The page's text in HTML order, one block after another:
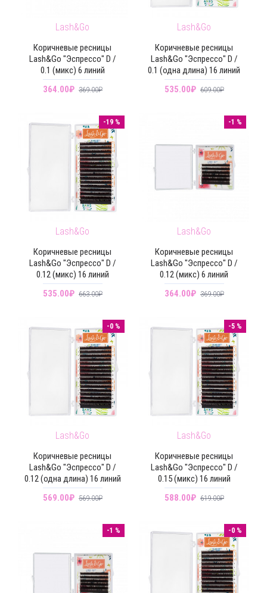
Lash&Go
Коричневые ресницы
Lash&Go "Эспрессо" D /
0.1 (микс) 6 линий
364.00₽ 369.00₽
Lash&Go
Коричневые ресницы
Lash&Go "Эспрессо" D /
0.1 (одна длина) 16 линий
535.00₽ 609.00₽
-19 %
Lash&Go
Коричневые ресницы
Lash&Go "Эспрессо" D /
0.12 (микс) 16 линий
535.00₽ 663.00₽
-1 %
Lash&Go
Коричневые ресницы
Lash&Go "Эспрессо" D /
0.12 (микс) 6 линий
364.00₽ 369.00₽
-0 %
Lash&Go
Коричневые ресницы
Lash&Go "Эспрессо" D /
0.12 (одна длина) 16 линий
569.00₽ 569.00₽
-5 %
Lash&Go
Коричневые ресницы
Lash&Go "Эспрессо" D /
0.15 (микс) 16 линий
588.00₽ 619.00₽
-1 % -0 %